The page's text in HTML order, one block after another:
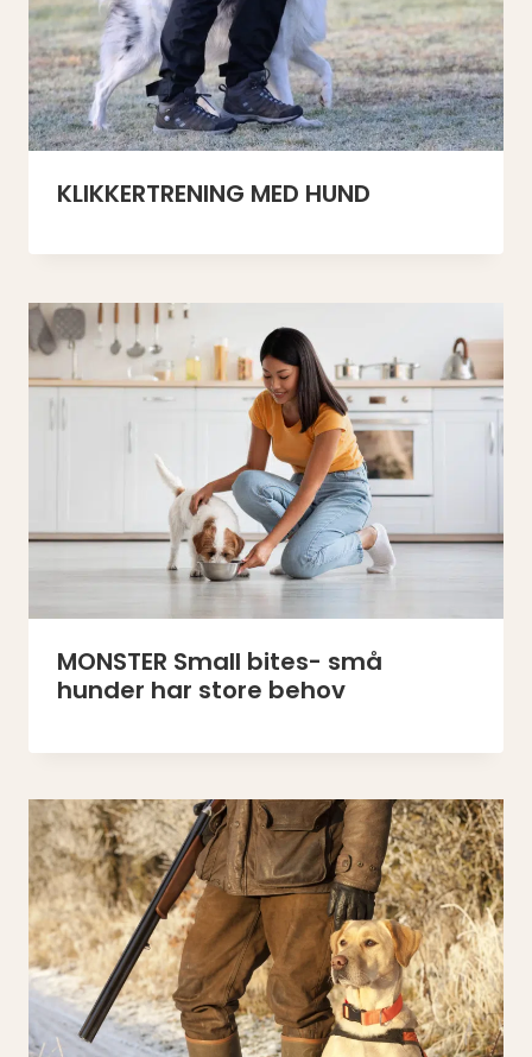
​KLIKKERTRENING MED HUND
MONSTER Small bites- små
hunder har store behov